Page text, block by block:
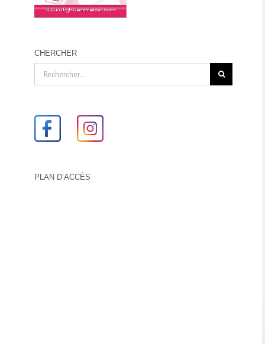
CHERCHER
PLAN D’ACCÈS